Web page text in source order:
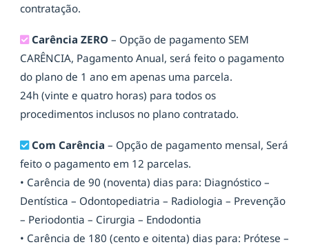
contratação.
Carência ZERO – Opção de pagamento SEM
CARÊNCIA, Pagamento Anual, será feito o pagamento
do plano de 1 ano em apenas uma parcela.
24h (vinte e quatro horas) para todos os
procedimentos inclusos no plano contratado.
Com Carência – Opção de pagamento mensal, Será
feito o pagamento em 12 parcelas.
• Carência de 90 (noventa) dias para: Diagnóstico –
Dentística – Odontopediatria – Radiologia – Prevenção
– Periodontia – Cirurgia – Endodontia
• Carência de 180 (cento e oitenta) dias para: Prótese –